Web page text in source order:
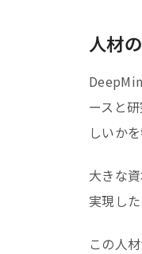
人材
ースと
しいか
大きな
実現し
この人